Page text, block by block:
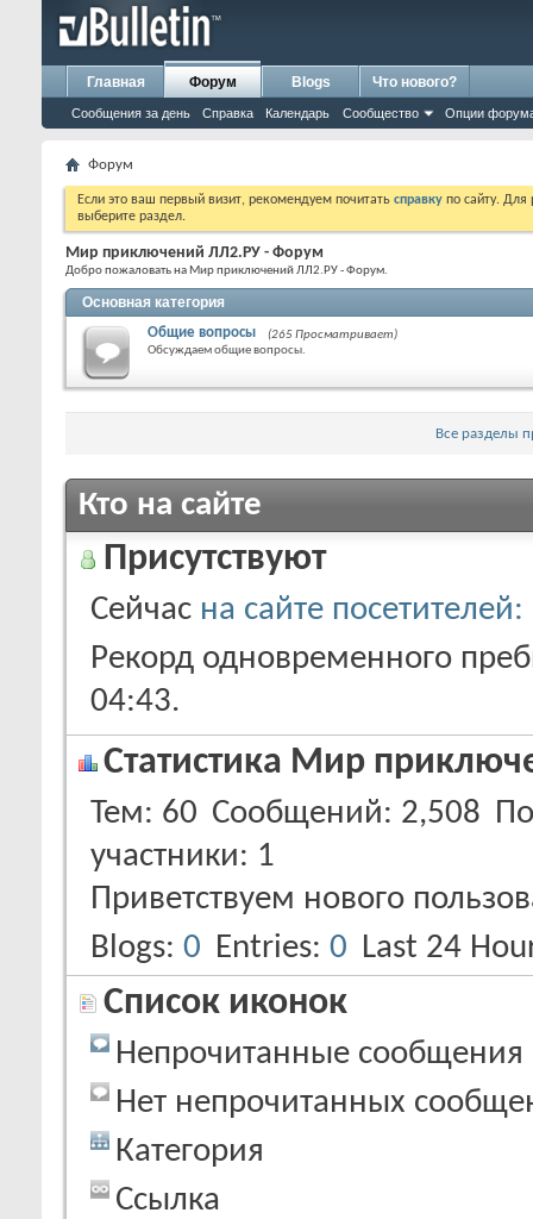
Главная Форум
Сообщения за день Справка Календарь Сообщество Опции
Blogs Что нового?
Форум
Если это ваш первый визит, рекомендуем почитать справку по сайту.
выберите раздел.
Мир приключений ЛЛ2.РУ - Форум
Добро пожаловать на Мир приключений ЛЛ2.РУ - Форум.
Основная категория
Общие вопросы
(265 Просматривает)
Обсуждаем общие вопросы.
Все разделы
Кто на сайте
Присутствуют
Сейчас на сайте
Рекорд одновременного
04:43.
Статистика Мир
Тем 60 Сообщений 2,508
участники
1
Приветствуем нового
Blogs 0 Entries 0 Last 24
Список иконок
Непрочитанные сообщения
Нет непрочитанных
Категория
Ссылка